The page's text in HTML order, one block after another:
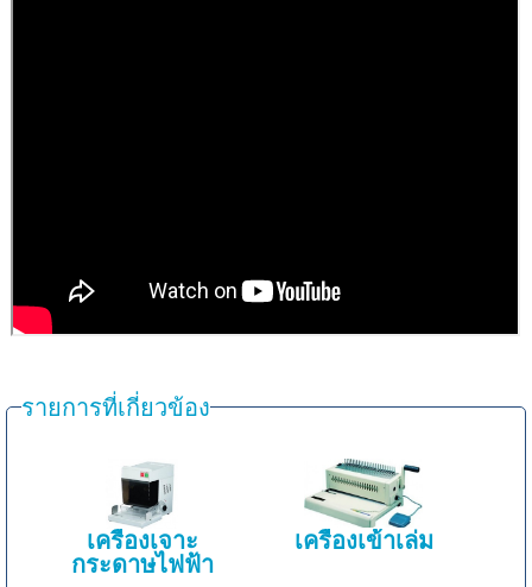
รายการที่เกี่ยวข้อง
เครื่องเจาะ
กระดาษไฟฟ้า
เครื่องเข้าเล่ม